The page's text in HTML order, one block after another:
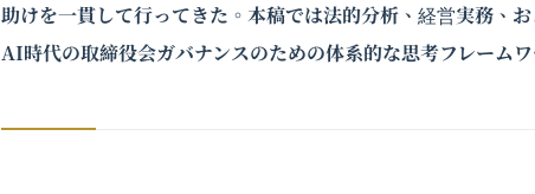
助けを一貫して行ってきた。本稿では法的分析、経営実務、
AI時代の取締役会ガバナンスのための体系的な思考フレーム